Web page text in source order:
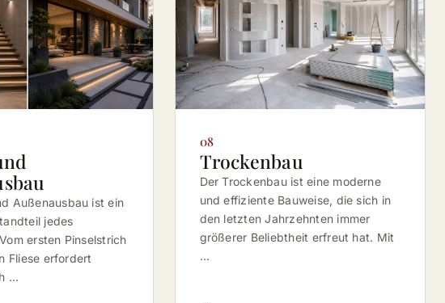
Außenausbau ist ein
jedes
ersten Pinselstrich
Fliese erfordert
…
08
Trockenbau
Der Trockenbau ist eine moderne
und effiziente Bauweise, die sich in
den letzten Jahrzehnten immer
größerer Beliebtheit erfreut hat. Mit
…